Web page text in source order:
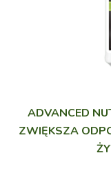
ADVANCED
ZWIĘKSZA